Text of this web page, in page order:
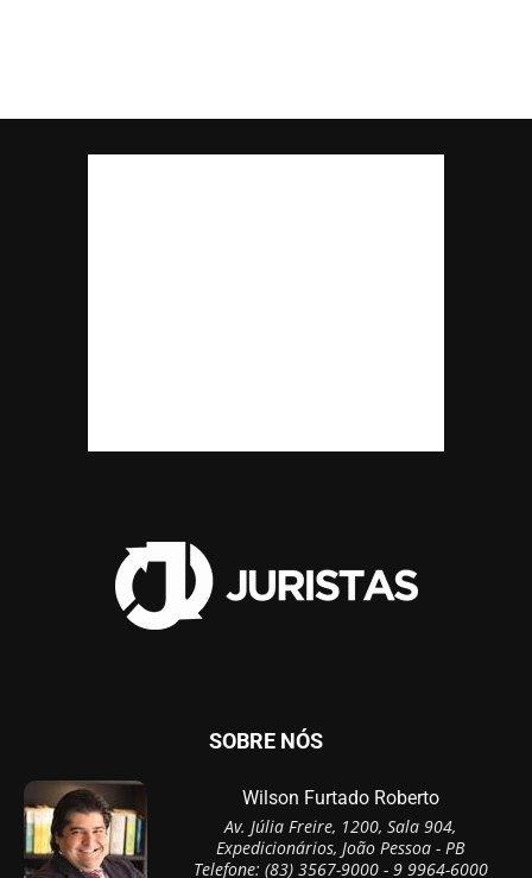
SOBRE NÓS
Wilson Furtado Roberto
Av. Júlia Freire, 1200, Sala 904,
Expedicionários, João Pessoa - PB
Telefone: (83) 3567-9000 - 9 9964-6000